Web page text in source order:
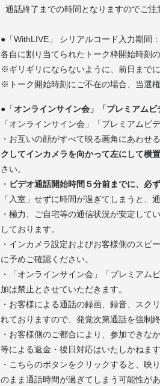
通話終了までの時間となりますのでご注
●「WithLIVE」 シリアルコード入力期間：
各自に割り当てられたトーク枠開始時刻の
※ギリギリにならないように、前日まで
※トーク開始時刻にご不在の場合、当選
●「オンラインサイン会」「プレミアムビ
「オンラインサイン会」「プレミアムビ
・お互いの顔がすべて映る画角にあわせる
クしてインカメラを向かって左にして横
さい。
・ ビデオ通話開始時間５分前までに、必
「入室」せずに時間が過ぎてしまうと、
・極力、ご自宅等の通信状況が安定して
しております。
・インカメラ設定およびお客様側のスピ
に予めご確認ください。
・「オンラインサイン会」「プレミアム
加は禁止とさせていただきます。
・お客様による通話の録画、録音、スク
れておりますので、発覚次第通話を強制
・お客様側のご都合により、参加できな
等による返金・後日対応はいたしかねます
・こちらのボタンをクリックすると、映
のまま通話時間が過ぎてしまう可能性が